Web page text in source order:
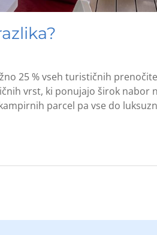
25 % vseh turističnih
vrst, ki ponujajo širok nabor
parcel pa vse do